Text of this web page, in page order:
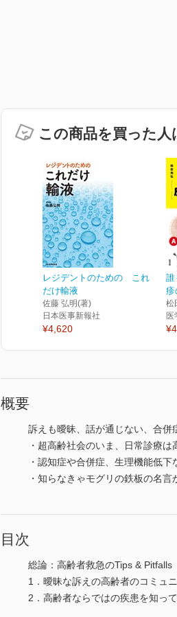
この商品を買った人
レジデントのための これ
だけ輸液
佐藤 弘明(著)
日本医事新報社
¥4,620
誰
疹
松
医
概要
訴えも曖昧、話が通じない、合
・超高齢社会のいま、日常診療
・認知症や合併症、生理機能低
・知らなきゃモグリの鉄板の名
目次
総論：高齢者救急のTips & Pitfalls
1．曖昧な訴えの高齢者のコミュ
2．高齢者ならではの疾患を知っ